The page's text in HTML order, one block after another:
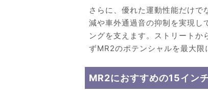
さらに、優れた運動性能だけ
減や車外通過音の抑制を実現し
ングを支えます。ストリート
ずMR2のポテンシャルを最大限
MR2におすすめの15イン